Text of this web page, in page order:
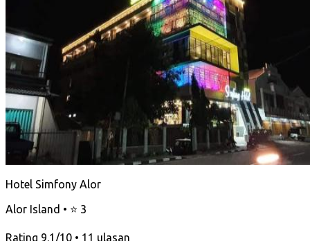
Hotel Simfony Alor
Alor Island • ⭐ 3
Rating 9.1/10 • 11 ulasan